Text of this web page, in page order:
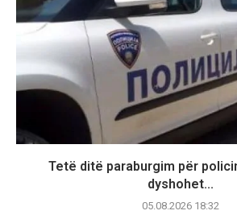
Tetë ditë paraburgim për
dyshohet...
05.08.2026 18:32